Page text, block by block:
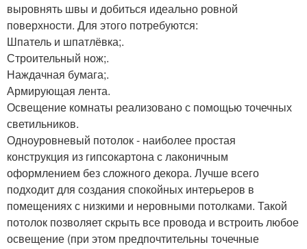
выровнять швы и добиться идеально ровной
поверхности. Для этого потребуются:
Шпатель и шпатлёвка;.
Строительный нож;.
Наждачная бумага;.
Армирующая лента.
Освещение комнаты реализовано с помощью точечных
светильников.
Одноуровневый потолок - наиболее простая
конструкция из гипсокартона с лаконичным
оформлением без сложного декора. Лучше всего
подходит для создания спокойных интерьеров в
помещениях с низкими и неровными потолками. Такой
потолок позволяет скрыть все провода и встроить любое
освещение (при этом предпочтительны точечные